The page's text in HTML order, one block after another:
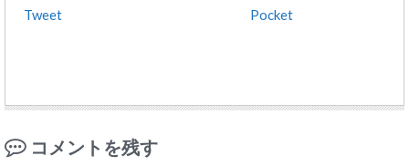
Tweet Pocket
コメントを残す